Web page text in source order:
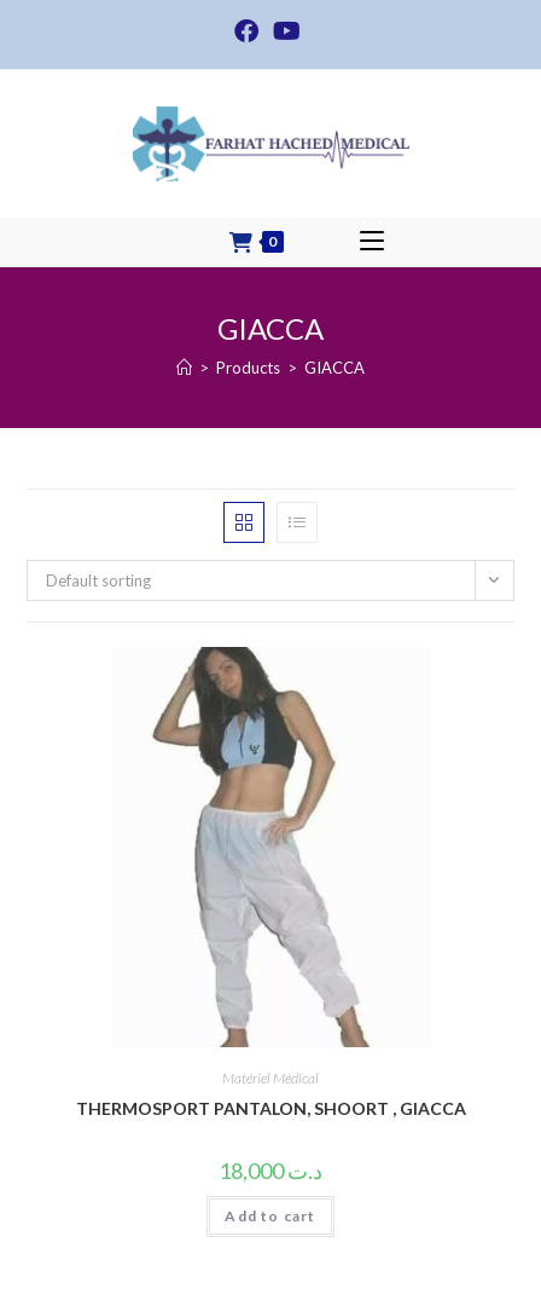
content
0
GIACCA
> Products > GIACCA
Default sorting
Matériel Médical
THERMOSPORT PANTALON, SHOORT , GIACCA
د.ت18,000
Add to cart